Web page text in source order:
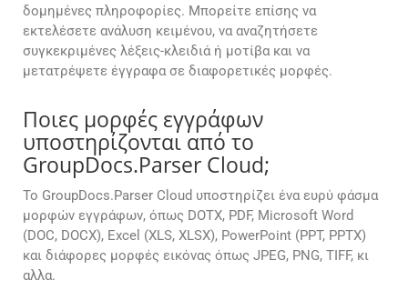
δομημένες πληροφορίες. Μπορείτε επίσης να
εκτελέσετε ανάλυση κειμένου, να αναζητήσετε
συγκεκριμένες λέξεις-κλειδιά ή μοτίβα και να
μετατρέψετε έγγραφα σε διαφορετικές μορφές.
Ποιες μορφές εγγράφων
υποστηρίζονται από το
GroupDocs.Parser Cloud;
Το GroupDocs.Parser Cloud υποστηρίζει ένα ευρύ φάσμα
μορφών εγγράφων, όπως DOTX, PDF, Microsoft Word
(DOC, DOCX), Excel (XLS, XLSX), PowerPoint (PPT, PPTX)
και διάφορες μορφές εικόνας όπως JPEG, PNG, TIFF, κι
αλλα.